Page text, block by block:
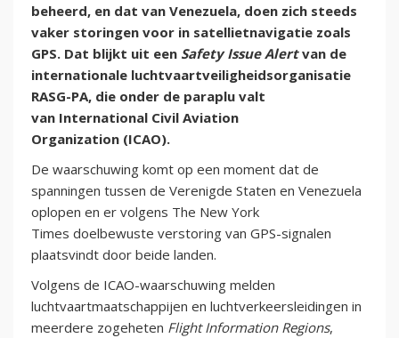
beheerd, en dat van Venezuela, doen zich steeds
vaker storingen voor in satellietnavigatie zoals
GPS. Dat blijkt uit een Safety Issue Alertvan de
internationale luchtvaartveiligheidsorganisatie
RASG-PA, die onder de paraplu valt
van International Civil Aviation
Organization (ICAO).
De waarschuwing komt op een moment dat de
spanningen tussen de Verenigde Staten en Venezuela
oplopen en er volgens The New York
Times doelbewuste verstoring van GPS-signalen
plaatsvindt door beide landen.
Volgens de ICAO-waarschuwing melden
luchtvaartmaatschappijen en luchtverkeersleidingen in
meerdere zogeheten Flight Information Regions,